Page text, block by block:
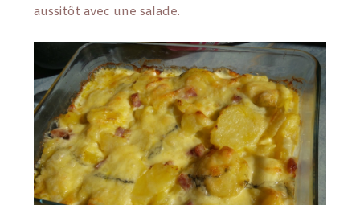
aussitôt avec une salade.